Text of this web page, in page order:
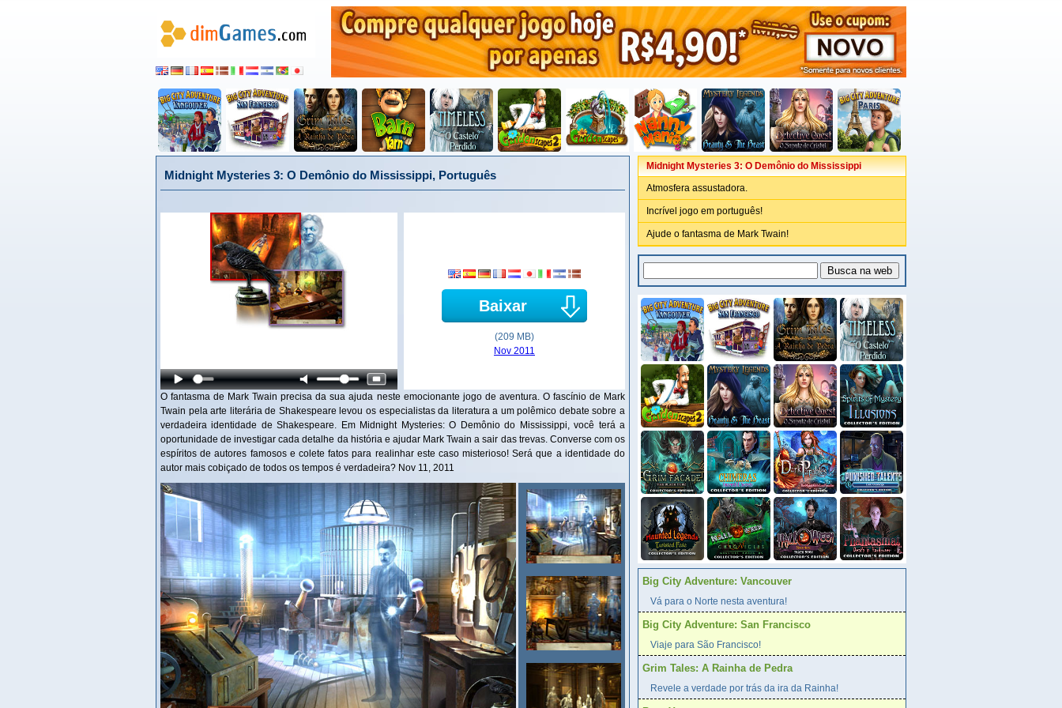
Midnight Mysteries 3: O Demônio do Mississippi, Português
Baixar
(209 MB)
Nov 2011
O fantasma de Mark Twain precisa da sua ajuda neste emocionante jogo de aventura. O fascínio de Mark
Twain pela arte literária de Shakespeare levou os especialistas da literatura a um polêmico debate sobre a
verdadeira identidade de Shakespeare. Em Midnight Mysteries: O Demônio do Mississippi, você terá a
oportunidade de investigar cada detalhe da história e ajudar Mark Twain a sair das trevas. Converse com os
espíritos de autores famosos e colete fatos para realinhar este caso misterioso! Será que a identidade do
autor mais cobiçado de todos os tempos é verdadeira? Nov 11, 2011
Midnight Mysteries 3: O Demônio do Mississippi
Atmosfera assustadora.
Incrível jogo em português!
Ajude o fantasma de Mark Twain!
Big City Adventure: Vancouver
Vá para o Norte nesta aventura!
Big City Adventure: San Francisco
Viaje para São Francisco!
Grim Tales: A Rainha de Pedra
Revele a verdade por trás da ira da Rainha!